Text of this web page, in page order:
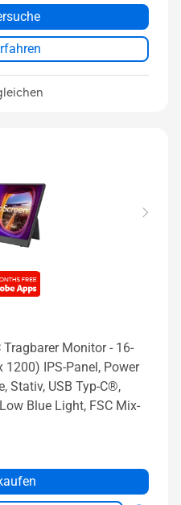
Tragbarer Monitor - 16-
1200) IPS-Panel, Power
Stativ, USB Typ-C®,
Blue Light, FSC Mix-